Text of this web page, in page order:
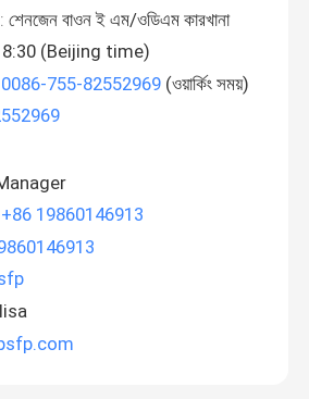
শেনজেন বাওন ই এম/ওডিএম কারখানা
(Beijing time)
0086-755-82552969 (ওয়ার্কিং সময়)
+86 19860146913